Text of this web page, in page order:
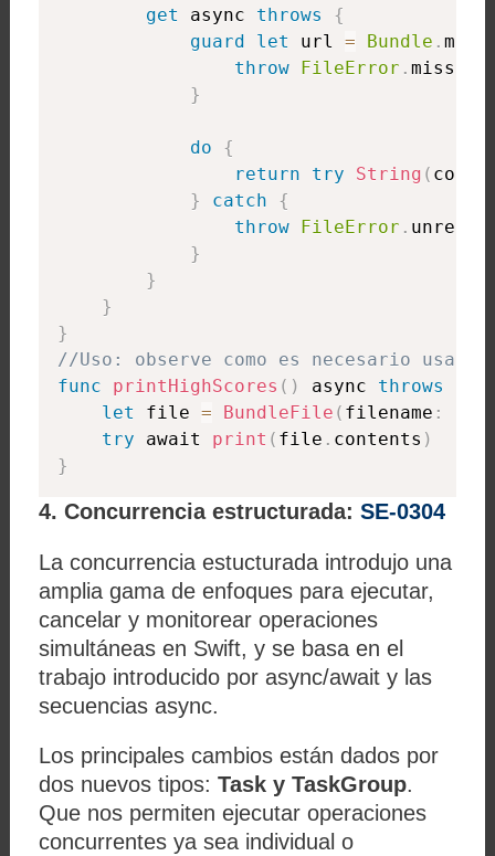
get async throws
{
guard
let url = Bundle . main
throw FileError . missing
}
do
{
return
try String (
}
catch
{
throw FileError .
}
}
}
}
//Uso: observe como es necesario
func
printHighScores ( ) async throws
let file = BundleFile ( filename :
try await print ( file . contents )
}
4. Concurrencia estructurada:SE-0304
La concurrencia estucturada introdujo una
amplia gama de enfoques para ejecutar,
cancelar y monitorear operaciones
simultáneas en Swift, y se basa en el
trabajo introducido por async/await y las
secuencias async.
Los principales cambios están dados por
dos nuevos tipos:Task y TaskGroup.
Que nos permiten ejecutar operaciones
concurrentes ya sea individual o